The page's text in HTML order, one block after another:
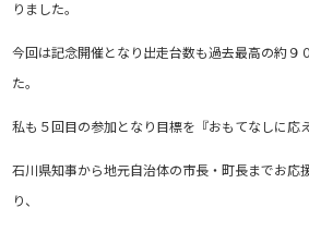
りました。
今回は記念開催となり出走台数も過去最高の約９
た。
私も５回目の参加となり目標を『おもてなしに応
石川県知事から地元自治体の市長・町長までお応
り、